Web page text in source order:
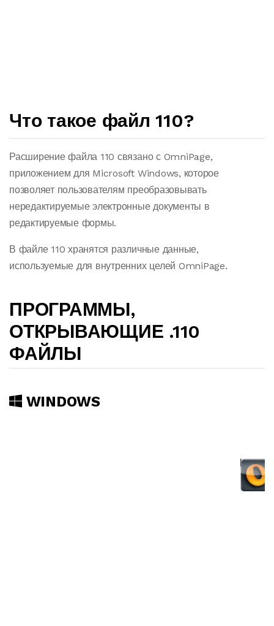
Что такое файл 110?
Расширение файла 110 связано с OmniPage,
приложением для Microsoft Windows, которое
позволяет пользователям преобразовывать
нередактируемые электронные документы в
редактируемые формы.
В файле 110 хранятся различные данные,
используемые для внутренних целей OmniPage.
ПРОГРАММЫ,
ОТКРЫВАЮЩИЕ .110
ФАЙЛЫ
WINDOWS